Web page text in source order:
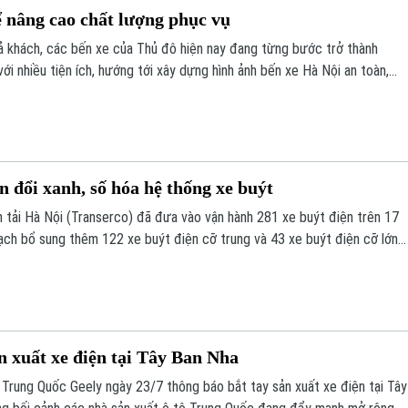
cao chất lượng phục vụ
khách, các bến xe của Thủ đô hiện nay đang từng bước trở thành
nhiều tiện ích, hướng tới xây dựng hình ảnh bến xe Hà Nội an toàn,
đổi xanh, số hóa hệ thống xe buýt
tải Hà Nội (Transerco) đã đưa vào vận hành 281 xe buýt điện trên 17
bổ sung thêm 122 xe buýt điện cỡ trung và 43 xe buýt điện cỡ lớn
xuất xe điện tại Tây Ban Nha
Quốc Geely ngày 23/7 thông báo bắt tay sản xuất xe điện tại Tây